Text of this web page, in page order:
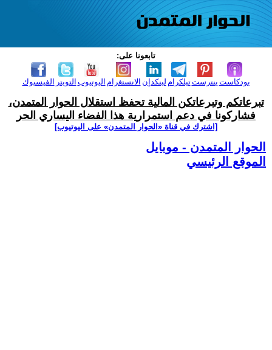
تابعونا على:
الفيسبوك التويتر اليوتيوب الانستغرام لينكدإن تيلكرامبنترست بودكاست
تبرعاتكم وتبرعاتكن المالية تحفظ استقلال الحوار المتمدن،
فشاركونا في دعم استمرارية هذا الفضاء اليساري الحر
[اشترك في قناة ‫«الحوار المتمدن» على اليوتيوب]
الحوار المتمدن - موبايل
الموقع الرئيسي